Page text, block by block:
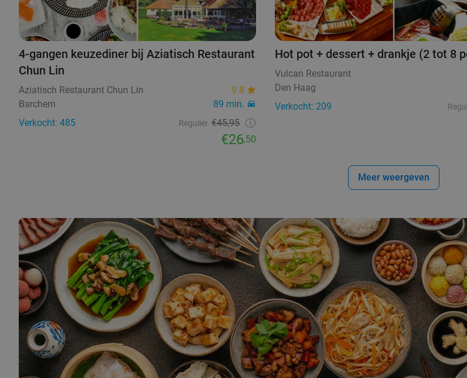
4-gangen keuzediner bij Aziatisch Restaurant
Chun Lin
Aziatisch Restaurant Chun Lin
9.8
Barchem
89 min.
Verkocht: 485
Regulier €45,95
€26,50
Hot pot + dessert + drankje (2 tot 8
Vulcan Restaurant
Den Haag
Verkocht: 209
Meer weergeven